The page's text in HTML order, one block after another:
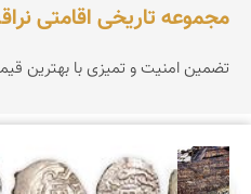
مجموعه تاریخی اقامتی
تضمین امنیت و تمیزی با بهترین
محمد ناصری فرد